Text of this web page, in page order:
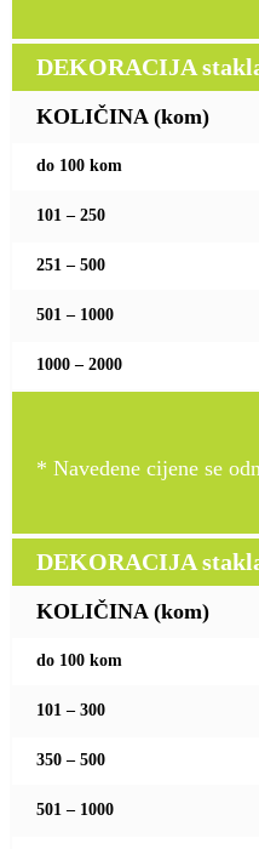
DEKORACIJA
KOLIČINA (kom)
do 100 kom
101 – 250
251 – 500
501 – 1000
1000 – 2000
* Navedene cijene se
DEKORACIJA
KOLIČINA (kom)
do 100 kom
101 – 300
350 – 500
501 – 1000